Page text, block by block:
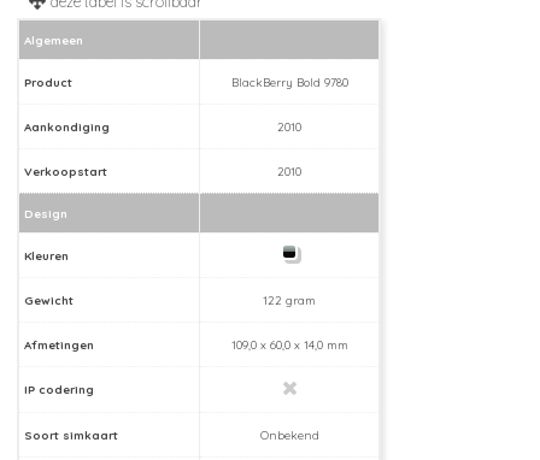
Algemeen
Product BlackBerry Bold 9780
Aankondiging 2010
Verkoopstart 2010
Design
Kleuren
Gewicht 122 gram
Afmetingen 109,0 x 60,0 x 14,0 mm
IP codering
Soort simkaart Onbekend